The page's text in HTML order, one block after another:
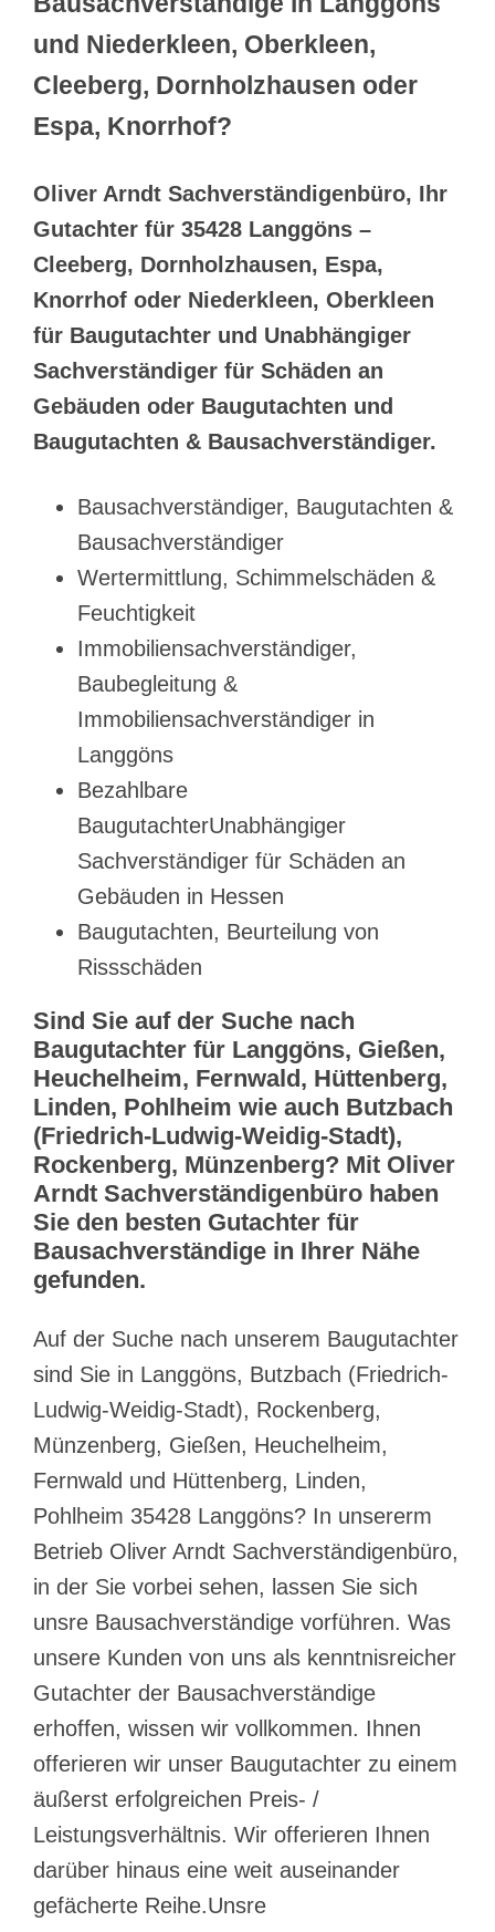
und Niederkleen, Oberkleen,
Cleeberg, Dornholzhausen oder
Espa, Knorrhof?
Oliver Arndt Sachverständigenbüro, Ihr
Gutachter für 35428 Langgöns –
Cleeberg, Dornholzhausen, Espa,
Knorrhof oder Niederkleen, Oberkleen
für Baugutachter und Unabhängiger
Sachverständiger für Schäden an
Gebäuden oder Baugutachten und
Baugutachten & Bausachverständiger.
Bausachverständiger, Baugutachten &
Bausachverständiger
Wertermittlung, Schimmelschäden &
Feuchtigkeit
Immobiliensachverständiger,
Baubegleitung &
Immobiliensachverständiger in
Langgöns
Bezahlbare
BaugutachterUnabhängiger
Sachverständiger für Schäden an
Gebäuden in Hessen
Baugutachten, Beurteilung von
Rissschäden
Sind Sie auf der Suche nach
Baugutachter für Langgöns, Gießen,
Heuchelheim, Fernwald, Hüttenberg,
Linden, Pohlheim wie auch Butzbach
(Friedrich-Ludwig-Weidig-Stadt),
Rockenberg, Münzenberg? Mit Oliver
Arndt Sachverständigenbüro haben
Sie den besten Gutachter für
Bausachverständige in Ihrer Nähe
gefunden.
Auf der Suche nach unserem Baugutachter
sind Sie in Langgöns, Butzbach (Friedrich-
Ludwig-Weidig-Stadt), Rockenberg,
Münzenberg, Gießen, Heuchelheim,
Fernwald und Hüttenberg, Linden,
Pohlheim 35428 Langgöns? In unsererm
Betrieb Oliver Arndt Sachverständigenbüro,
in der Sie vorbei sehen, lassen Sie sich
unsre Bausachverständige vorführen. Was
unsere Kunden von uns als kenntnisreicher
Gutachter der Bausachverständige
erhoffen, wissen wir vollkommen. Ihnen
offerieren wir unser Baugutachter zu einem
äußerst erfolgreichen Preis- /
Leistungsverhältnis. Wir offerieren Ihnen
darüber hinaus eine weit auseinander
gefächerte Reihe.Unsre